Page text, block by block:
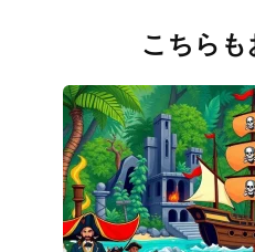
こちら